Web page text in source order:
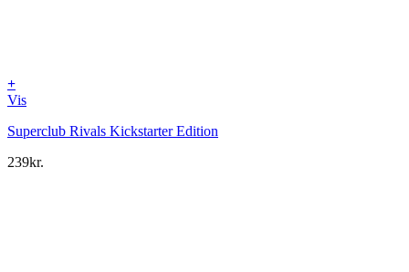
+
Vis
Superclub Rivals Kickstarter Edition
239kr.